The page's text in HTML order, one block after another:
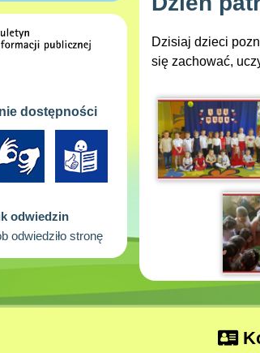
Dzisiaj dzieci
się zachować,
dostępności
odwiedzin
odwiedziło stronę